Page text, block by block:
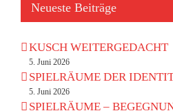
Neueste Beiträge
KUSCH WEITERGEDACHT
5. Juni 2026
SPIELRÄUME DER
5. Juni 2026
SPIELRÄUME –